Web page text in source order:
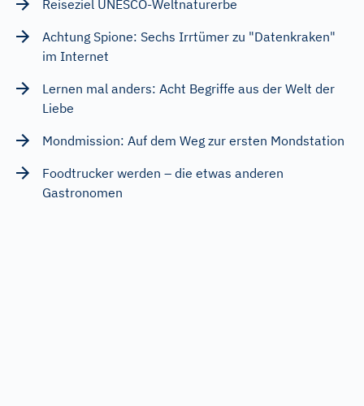
Reiseziel UNESCO-Weltnaturerbe
Achtung Spione: Sechs Irrtümer zu "Datenkraken"
im Internet
Lernen mal anders: Acht Begriffe aus der Welt der
Liebe
Mondmission: Auf dem Weg zur ersten Mondstation
Foodtrucker werden – die etwas anderen
Gastronomen